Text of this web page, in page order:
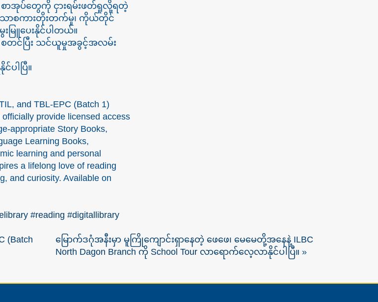
စာအုပ်တွေကို ငှားရမ်းဖတ်ရှုလို့ရတဲ့
ာစကားတိုးတက်မှု၊ ကိုယ်တိုင်
ြူပေးနိုင်ပါတယ်။
စ် စတင်ပြီး သင်ယူမှုအခွင့်အလမ်း
ပါပြီ။
and TBL-EPC (Batch 1)
provide licensed access
appropriate Story Books,
Learning Books,
learning and personal
a lifelong love of reading
and curiosity. Available on
#reading #digitallibrary
(Batch
မြောက်ဒဂုံအနီးမှာ မူကြိုကျောင်းရှာနေတဲ့ ဖေဖေ၊ မေမေတို့အနေနဲ့ ILBC
North Dagon Branch ကို School Tour လာရောက်လေ့လာနိုင်ပါပြီ။ »